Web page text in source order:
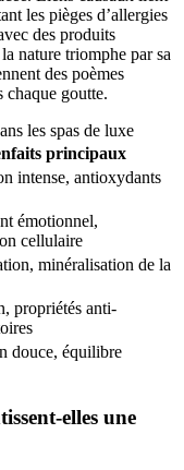
les pièges d’allergies
des produits
nature triomphe par sa
des poèmes
chaque goutte.
les spas de luxe
principaux
intense, antioxydants
émotionnel,
cellulaire
minéralisation de la
propriétés anti-
douce, équilibre
elles une